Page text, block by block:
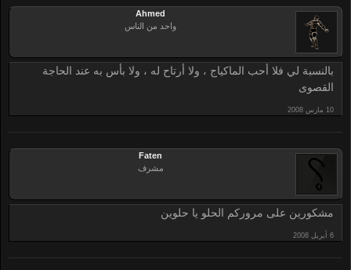
Ahmed
واحد من الناس
بالنسبة لي فلا أحب الماكياج ، ولا أرتاح له ، ولا بأس به عند الحاجة
القصوى
Faten
مشرف
مشكورين على مروركم الحلو يا حلوين